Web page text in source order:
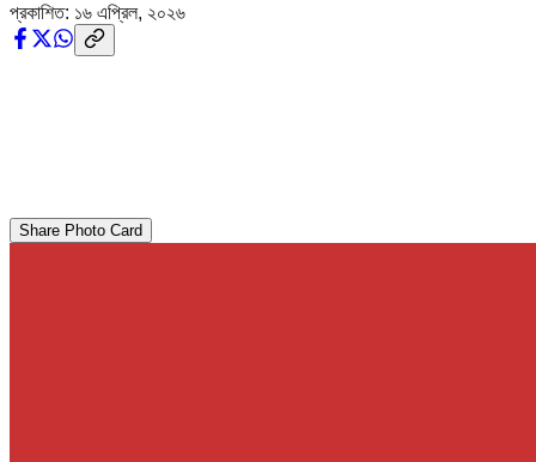
প্রকাশিত: ১৬ এপ্রিল, ২০২৬
Share Photo Card